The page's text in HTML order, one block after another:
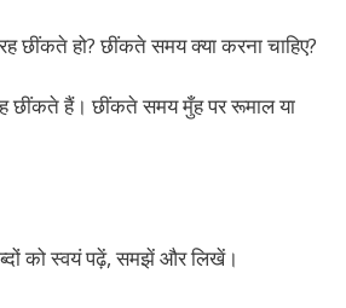
छींकते हो? छींकते समय क्या करना चाहिए?
छींकते हैं। छींकते समय मुँह पर रूमाल या
शब्दों को स्वयं पढ़ें, समझें और लिखें।